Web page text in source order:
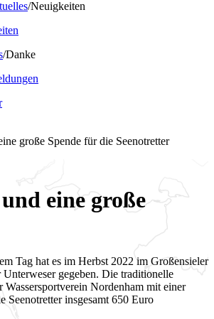
/Neuigkeiten
/Danke
große Spende für die Seenotretter
eine große
Tag hat es im Herbst 2022 im Großensieler
Unterweser gegeben. Die traditionelle
Wassersportverein Nordenham mit einer
Seenotretter insgesamt 650 Euro